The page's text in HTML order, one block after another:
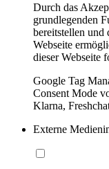
Durch das
grundlegenden
bereitstellen und
Webseite
dieser Webseite
Google Tag
Consent Mode
Klarna,
Externe